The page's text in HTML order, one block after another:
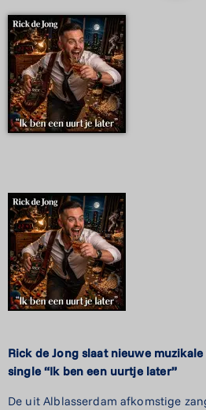
Rick de Jong slaat nieuwe muzikale
single “Ik ben een uurtje later”
De uit Alblasserdam afkomstige